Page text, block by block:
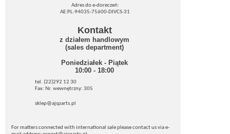
Adres do e-doreczeń:
AE:PL-94035-75600-DIVCS-31
Kontakt
z działem handlowym
(sales department)
Poniedziałek - Piątek
10:00 - 18:00
tel. (22)292 12 30
Fax: Nr. wewnętrzny: 305
sklep@ajsparts.pl
For matters connected with international sale please contact us via e-